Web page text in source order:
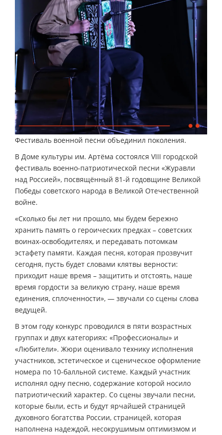
Фестиваль военной песни объединил поколения.
В Доме культуры им. Артёма состоялся VIII городской
фестиваль военно-патриотической песни «Журавли
над Россией», посвящённый 81-й годовщине Великой
Победы советского народа в Великой Отечественной
войне.
«Сколько бы лет ни прошло, мы будем бережно
хранить память о героических предках – советских
воинах-освободителях, и передавать потомкам
эстафету памяти. Каждая песня, которая прозвучит
сегодня, пусть будет словами клятвы верности:
приходит наше время – защитить и отстоять, наше
время гордости за великую страну, наше время
единения, сплоченности», — звучали со сцены слова
ведущей.
В этом году конкурс проводился в пяти возрастных
группах и двух категориях: «Профессионалы» и
«Любители». Жюри оценивало технику исполнения
участников, эстетическое и сценическое оформление
номера по 10-балльной системе. Каждый участник
исполнял одну песню, содержание которой носило
патриотический характер. Со сцены звучали песни,
которые были, есть и будут ярчайшей страницей
духовного богатства России, страницей, которая
наполнена надеждой, несокрушимым оптимизмом и